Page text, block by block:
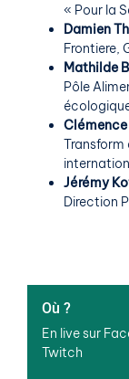
« Pour la
Damien
Frontiere,
Mathilde
Pôle
Transform
Jérémy
Direction
Où ?
En live sur
Twitch